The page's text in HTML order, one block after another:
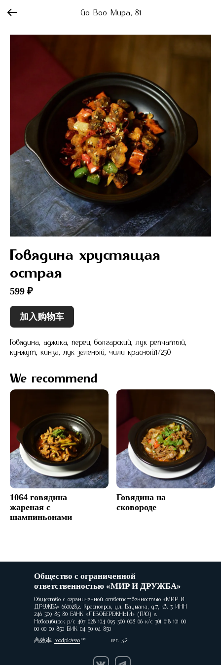
Go Boo Мира, 81
Говядина хрустящая
острая
599 ₽
加入购物车
Говядина, аджика, перец болгарский, лук репчатый,
кунжут, кинза, лук зеленый, чили красный1/250
We recommend
1064 говядина
жареная с
шампиньонами
Говядина на
сковороде
Общество с ограниченной
ответственностью «МИР И ДРУЖБА»
Общество с ограниченной ответственностью «МИР И
ДРУЖБА» 660028,г. Красноярск, ул. Баумана, д.7, кв. 3 ИНН
246 309 85 80 БАНК «ЛЕВОБЕРЕЖНЫЙ» (ПАО) г.
Новосибирск р/с 407 028 104 095 300 008 06 к/с 301 018 101 00
00 00 00 850 БИК 04 50 04 850
高效率 Foodpicássover. 3.2